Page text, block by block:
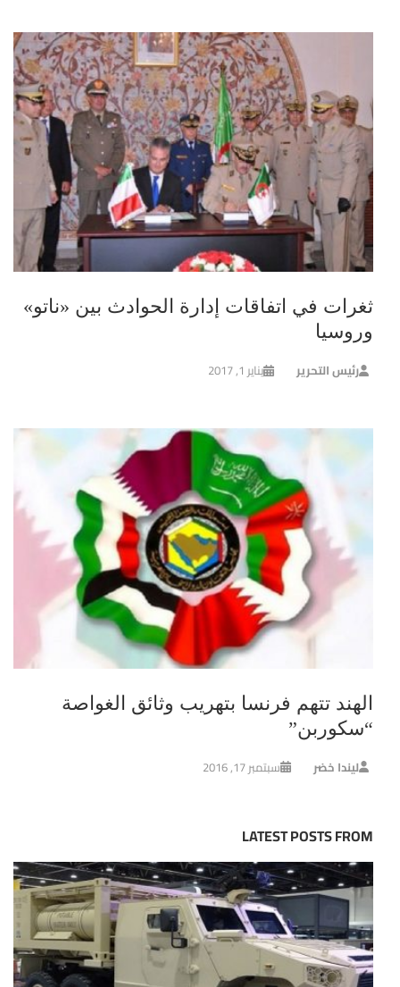
ثغرات في اتفاقات إدارة الحوادث بين «ناتو»
وروسيا
رئيس التحرير يناير 1, 2017
الهند تتهم فرنسا بتهريب وثائق الغواصة
“سكوربن”
ليندا خضر سبتمبر 17, 2016
LATEST POSTS FROM